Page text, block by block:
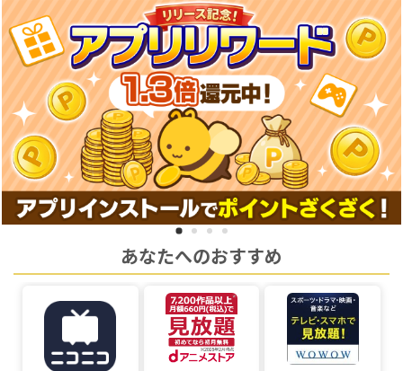
あなたへのおすすめ